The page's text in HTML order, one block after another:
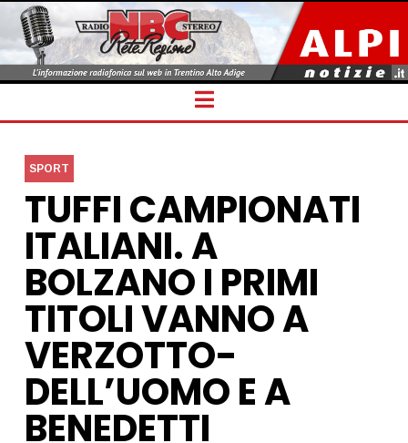
Navigation
SPORT
TUFFI CAMPIONATI
ITALIANI. A
BOLZANO I PRIMI
TITOLI VANNO A
VERZOTTO-
DELL’UOMO E A
BENEDETTI